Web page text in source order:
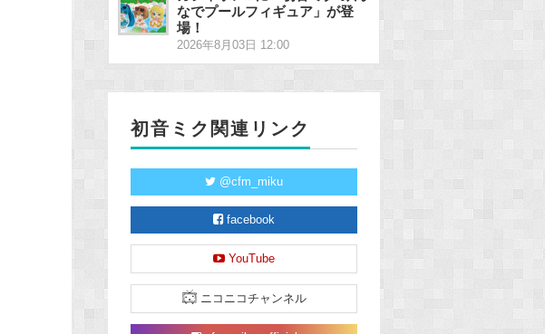
なでプールフィギュア」が登
場！
2026年8月03日 12:00
初音ミク関連リンク
@cfm_miku
facebook
YouTube
ニコニコチャンネル